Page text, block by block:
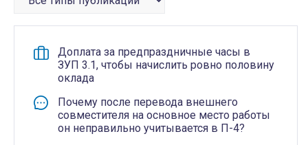
Доплата за предпраздничные часы в
ЗУП 3.1, чтобы начислить ровно половину
оклада
Почему после перевода внешнего
совместителя на основное место работы
он неправильно учитывается в П-4?